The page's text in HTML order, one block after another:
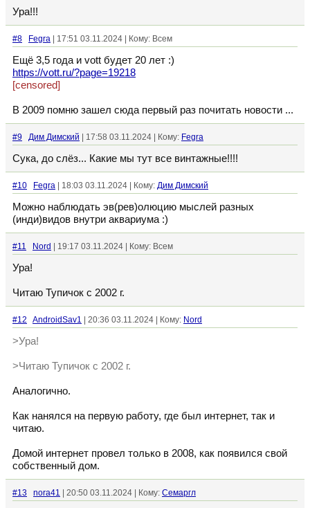
Ура!!!
#8 Fegra | 17:51 03.11.2024 | Кому: Всем
Ещё 3,5 года и vott будет 20 лет :)
https://vott.ru/?page=19218
[censored]
В 2009 помню зашел сюда первый раз почитать новости ...
#9 Дим Димский | 17:58 03.11.2024 | Кому: Fegra
Сука, до слёз... Какие мы тут все винтажные!!!!
#10 Fegra | 18:03 03.11.2024 | Кому: Дим Димский
Можно наблюдать эв(рев)олюцию мыслей разных
(инди)видов внутри аквариума :)
#11 Nord | 19:17 03.11.2024 | Кому: Всем
Ура!
Читаю Тупичок с 2002 г.
#12 AndroidSav1 | 20:36 03.11.2024 | Кому: Nord
>Ура!
>Читаю Тупичок с 2002 г.
Аналогично.
Как нанялся на первую работу, где был интернет, так и
читаю.
Домой интернет провел только в 2008, как появился свой
собственный дом.
#13 nora41 | 20:50 03.11.2024 | Кому: Семаргл